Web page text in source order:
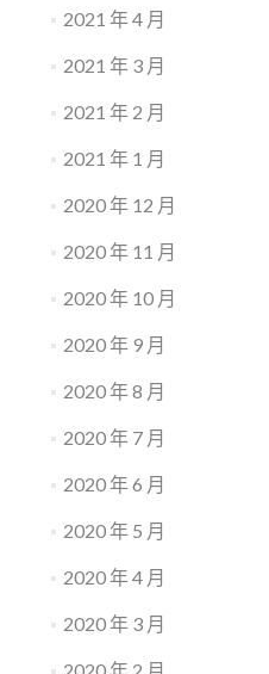
2021 年 4 月
2021 年 3 月
2021 年 2 月
2021 年 1 月
2020 年 12 月
2020 年 11 月
2020 年 10 月
2020 年 9 月
2020 年 8 月
2020 年 7 月
2020 年 6 月
2020 年 5 月
2020 年 4 月
2020 年 3 月